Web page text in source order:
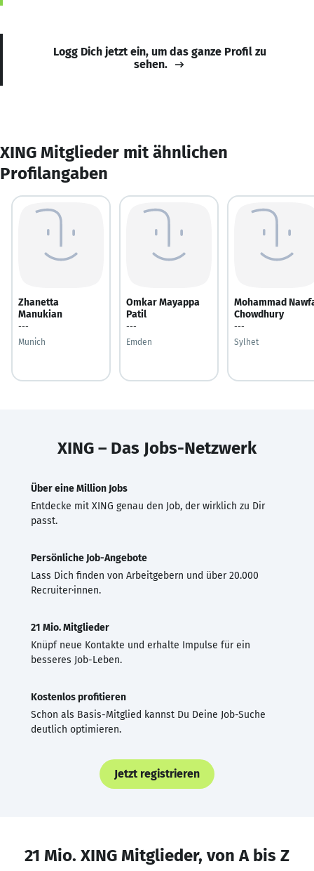
Logg Dich jetzt ein, um das ganze Profil zu
sehen.
XING Mitglieder mit ähnlichen
Profilangaben
Zhanetta
Manukian
---
Munich
Omkar Mayappa
Patil
---
Emden
Mohammad
Chowdhury
---
Sylhet
XING – Das Jobs-Netzwerk
Über eine Million Jobs
Entdecke mit XING genau den Job, der wirklich zu Dir
passt.
Persönliche Job-Angebote
Lass Dich finden von Arbeitgebern und über 20.000
Recruiter·innen.
21 Mio. Mitglieder
Knüpf neue Kontakte und erhalte Impulse für ein
besseres Job-Leben.
Kostenlos profitieren
Schon als Basis-Mitglied kannst Du Deine Job-Suche
deutlich optimieren.
Jetzt registrieren
21 Mio. XING Mitglieder, von A bis Z